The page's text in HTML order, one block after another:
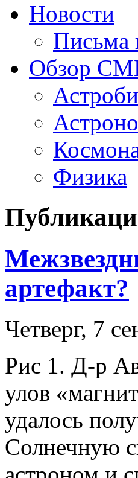
Новости
Письма
Обзор
Физика
артефакт?
Четверг, 7
Рис 1. Д-р
улов
удалось
Солнечную